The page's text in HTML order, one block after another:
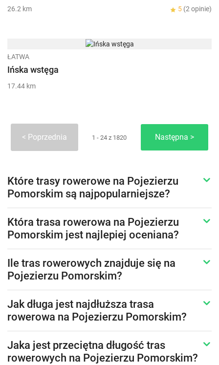
26.2 km 5 (2 opinie)
ŁATWA
Ińska wstęga
17.44 km
Poprzednia 1 - 24 z 1820 Następna
Które trasy rowerowe na Pojezierzu
Pomorskim są najpopularniejsze?
Która trasa rowerowa na Pojezierzu
Pomorskim jest najlepiej oceniana?
Ile tras rowerowych znajduje się na
Pojezierzu Pomorskim?
Jak długa jest najdłuższa trasa
rowerowa na Pojezierzu Pomorskim?
Jaka jest przeciętna długość tras
rowerowych na Pojezierzu Pomorskim?